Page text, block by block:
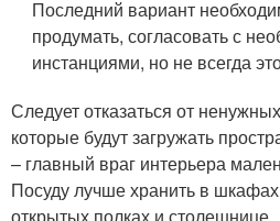
Последний вариант
продумать, согласовать с
инстанциями, но не всегда
Следует отказаться от
которые будут загружать
– главный враг интерьера
Посуду лучше хранить в